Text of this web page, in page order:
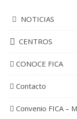
NOTICIAS
CENTROS
CONOCE FICA
Contacto
Convenio FICA –